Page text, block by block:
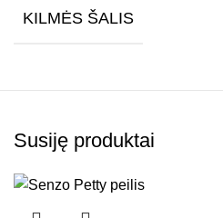
KILMĖS ŠALIS
Susiję produktai